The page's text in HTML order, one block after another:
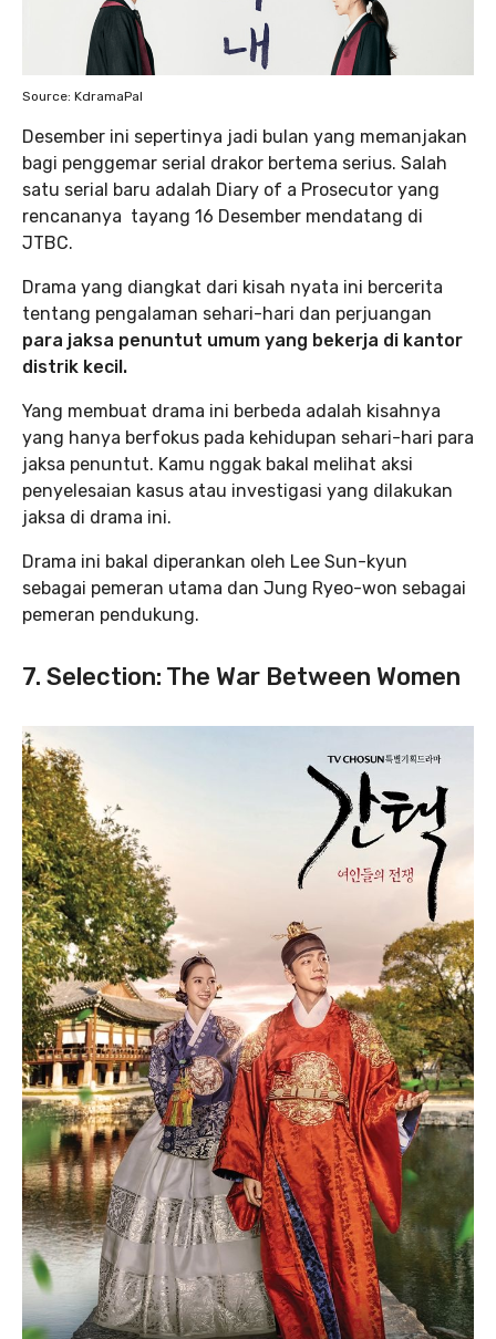
Source: KdramaPal
Desember ini sepertinya jadi bulan yang memanjakan
bagi penggemar serial drakor bertema serius. Salah
satu serial baru adalah Diary of a Prosecutor yang
rencananya tayang 16 Desember mendatang di
JTBC.
Drama yang diangkat dari kisah nyata ini bercerita
tentang pengalaman sehari-hari dan perjuangan
para jaksa penuntut umum yang bekerja di kantor
distrik kecil.
Yang membuat drama ini berbeda adalah kisahnya
yang hanya berfokus pada kehidupan sehari-hari para
jaksa penuntut. Kamu nggak bakal melihat aksi
penyelesaian kasus atau investigasi yang dilakukan
jaksa di drama ini.
Drama ini bakal diperankan oleh Lee Sun-kyun
sebagai pemeran utama dan Jung Ryeo-won sebagai
pemeran pendukung.
7. Selection: The War Between Women